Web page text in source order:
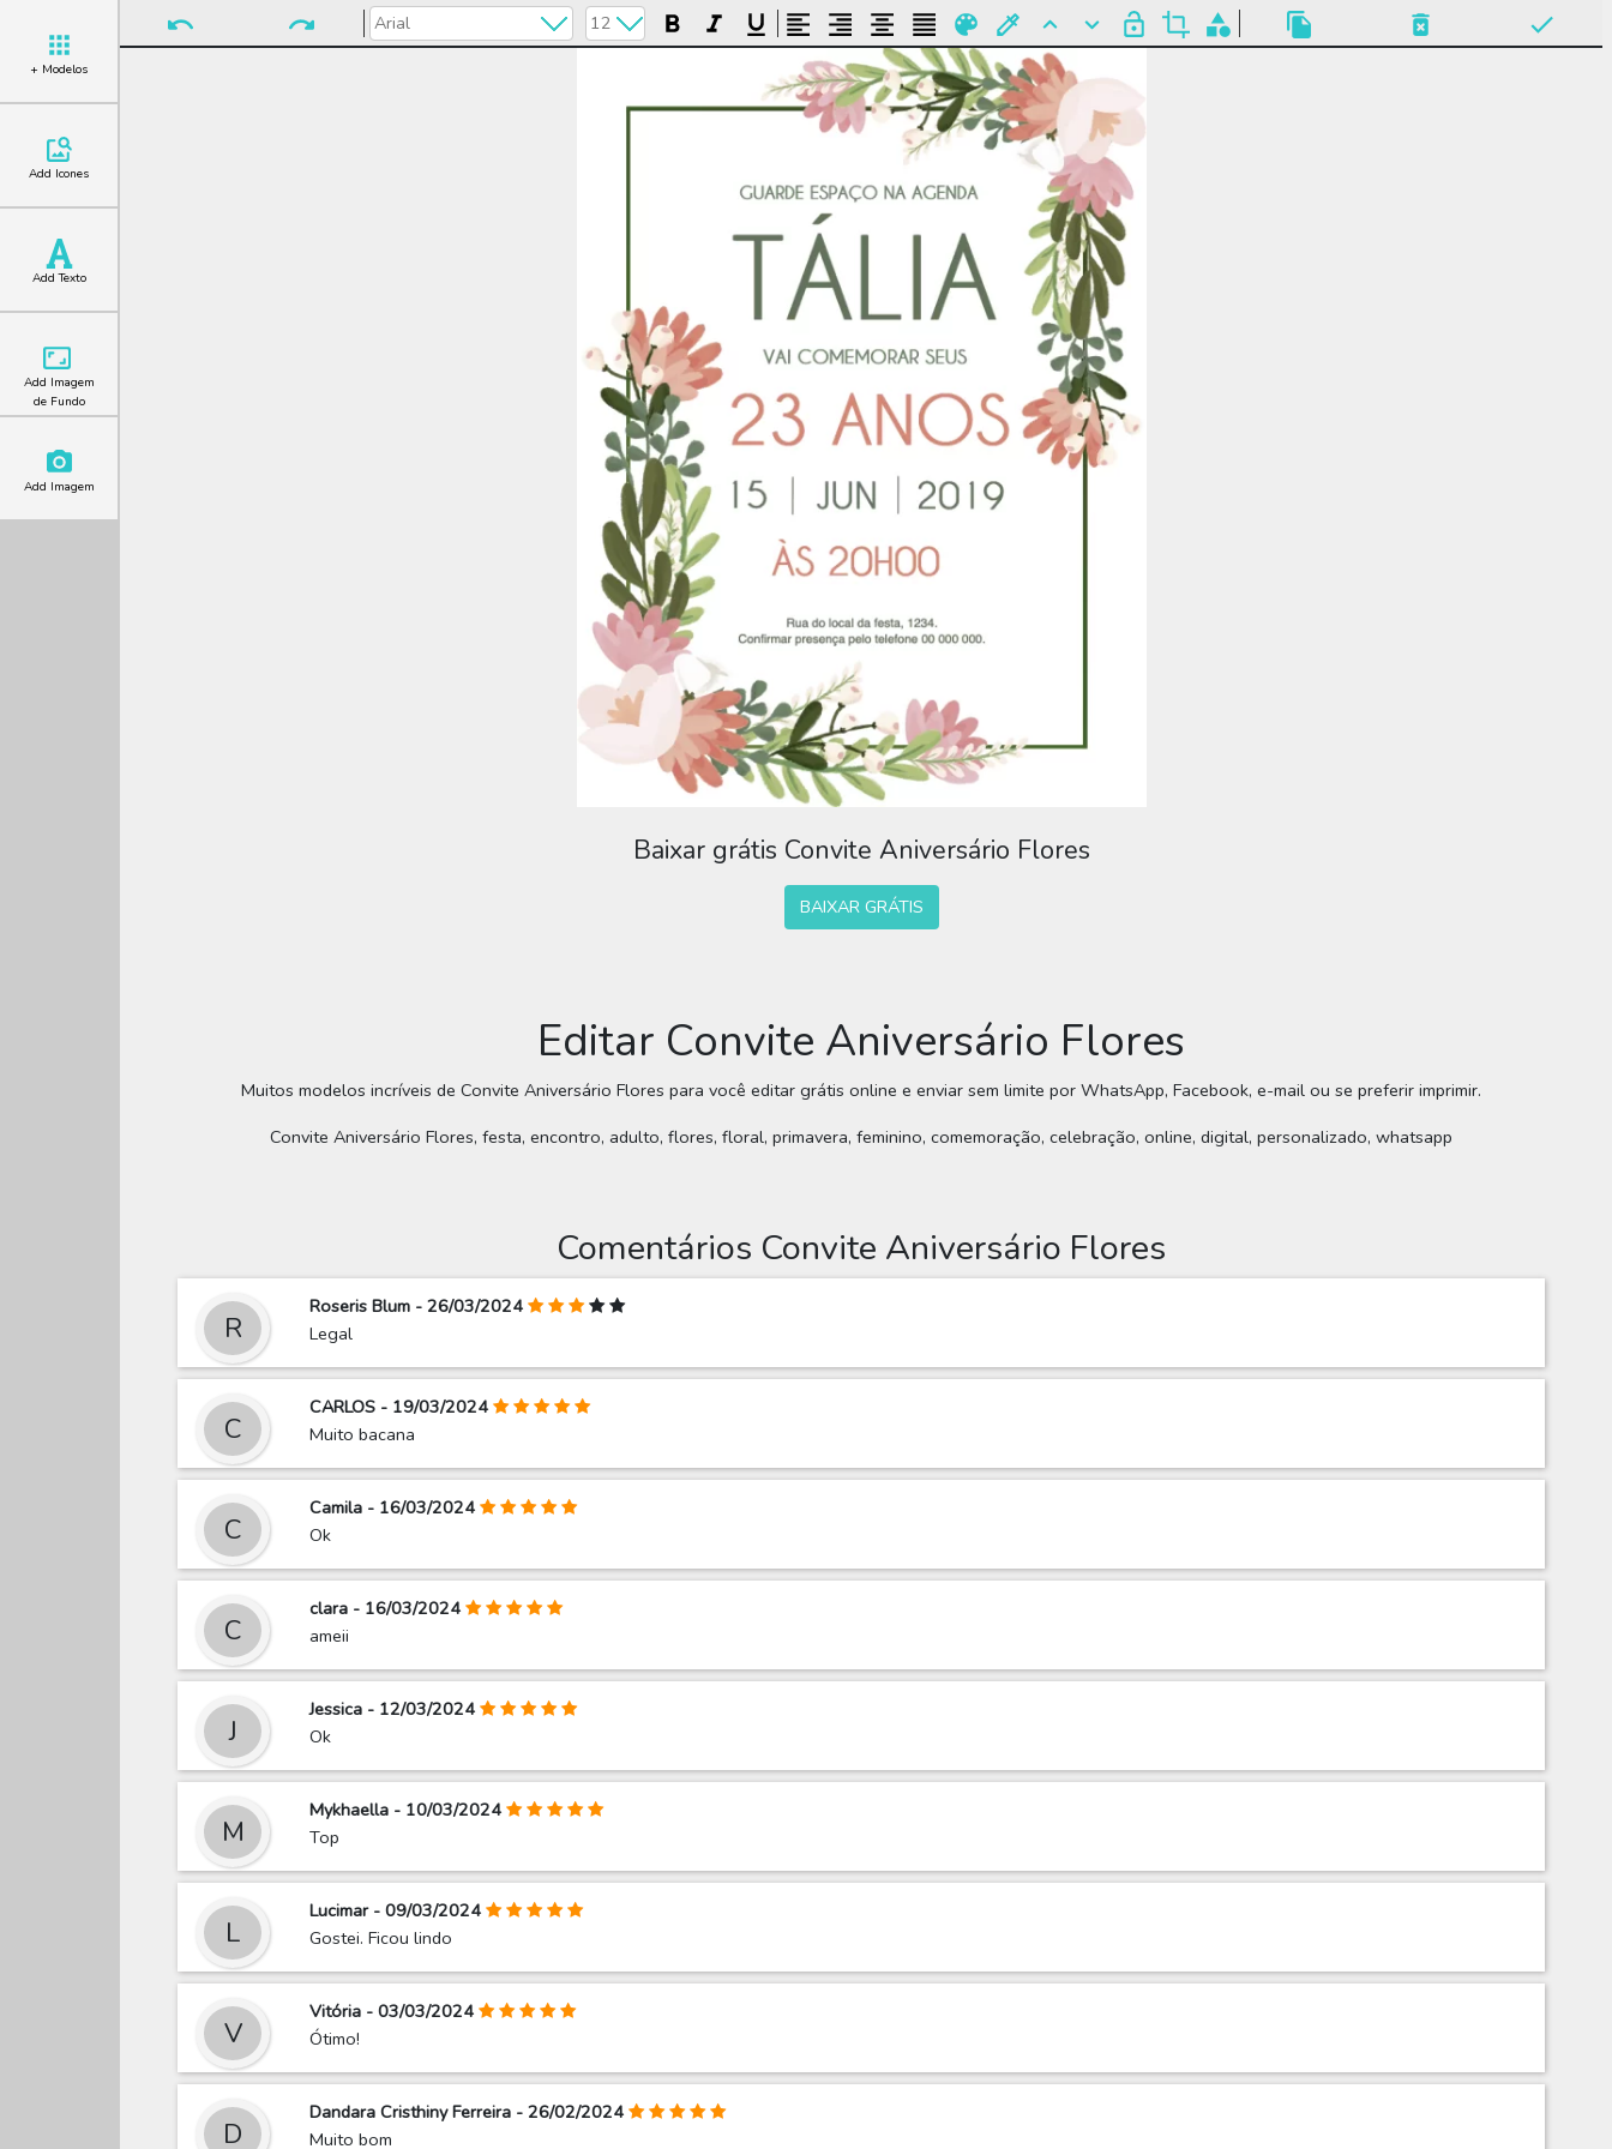
+ Modelos
Add Icones
Add Texto
Add Imagem
de Fundo
Add Imagem
Baixar grátis Convite Aniversário Flores
BAIXAR GRÁTIS
Editar Convite Aniversário Flores
Muitos modelos incríveis de Convite Aniversário Flores para você editar grátis online e enviar sem limite por WhatsApp, Facebook, e-mail ou se preferir imprimir.
Convite Aniversário Flores, festa, encontro, adulto, flores, floral, primavera, feminino, comemoração, celebração, online, digital, personalizado, whatsapp
Comentários Convite Aniversário Flores
R
Roseris Blum - 26/03/2024
Legal
C
CARLOS - 19/03/2024
Muito bacana
C
Camila - 16/03/2024
Ok
C
clara - 16/03/2024
ameii
J
Jessica - 12/03/2024
Ok
M
Mykhaella - 10/03/2024
Top
L
Lucimar - 09/03/2024
Gostei. Ficou lindo
V
Vitória - 03/03/2024
Ótimo!
D
Dandara Cristhiny Ferreira - 26/02/2024
Muito bom